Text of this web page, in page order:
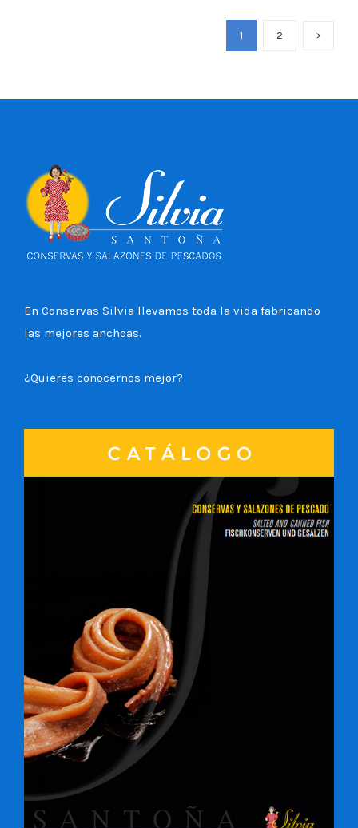
1 2
En Conservas Silvia llevamos toda la vida fabricando
las mejores anchoas.
¿Quieres conocernos mejor?